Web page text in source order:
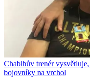
Chabibův trenér
bojovníky na vrchol